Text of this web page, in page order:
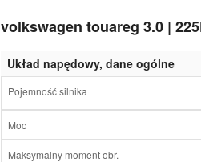
volkswagen touareg 3.0 |
Układ napędowy, dane ogólne
Pojemność silnika
Moc
Maksymalny moment obr.